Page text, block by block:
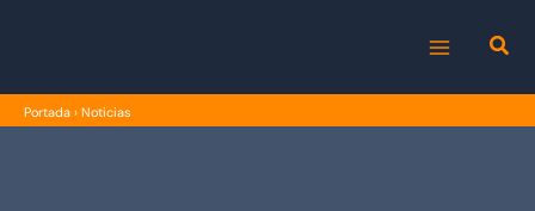
MENU
Portada › Noticias